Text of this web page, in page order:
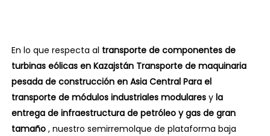
En lo que respecta al transporte de componentes de
turbinas eólicas en Kazajstán Transporte de maquinaria
pesada de construcción en Asia Central Para el
transporte de módulos industriales modulares yla
entrega de infraestructura de petróleo y gas de gran
tamaño , nuestro semirremolque de plataforma baja